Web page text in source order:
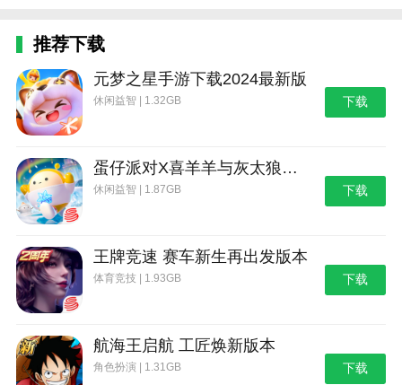
推荐下载
元梦之星手游下载2024最新版
休闲益智 | 1.32GB 下载
蛋仔派对X喜羊羊与灰太狼联动第二弹版本
休闲益智 | 1.87GB 下载
王牌竞速 赛车新生再出发版本
体育竞技 | 1.93GB 下载
航海王启航 工匠焕新版本
角色扮演 | 1.31GB 下载